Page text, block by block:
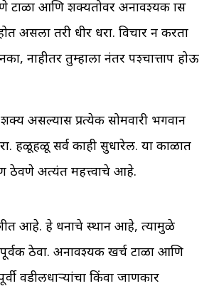
टाळा आणि शक्यतोवर अनावश्यक त्रास
असला तरी धीर धरा. विचार न करता
नाहीतर तुम्हाला नंतर पश्चात्ताप होऊ
असल्यास प्रत्येक सोमवारी भगवान
हळूहळू सर्व काही सुधारेल. या काळात
ठेवणे अत्यंत महत्त्वाचे आहे.
आहे. हे धनाचे स्थान आहे, त्यामुळे
ठेवा. अनावश्यक खर्च टाळा आणि
वडीलधाऱ्यांचा किंवा जाणकार